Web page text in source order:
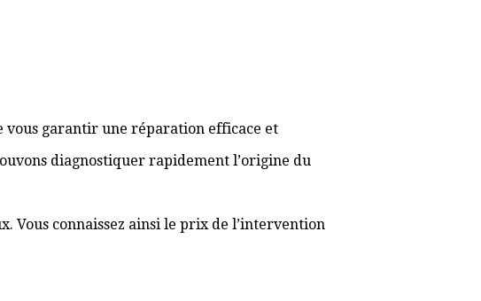
vous garantir une réparation efficace et
diagnostiquer rapidement l’origine du
Vous connaissez ainsi le prix de l’intervention